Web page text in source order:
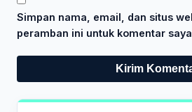
Simpan nama, email, dan situs
peramban ini untuk komentar